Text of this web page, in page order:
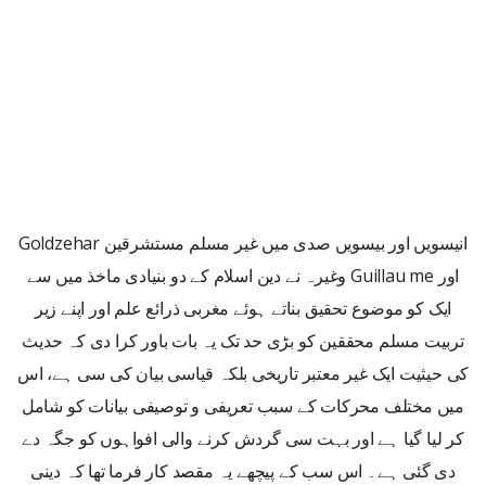
انیسویں اور بیسویں صدی میں غیر مسلم مستشرقین Goldzehar
اور Guillau me وغیرہ نے دین اسلام کے دو بنیادی ماخذ میں سے
ایک کو موضوع تحقیق بناتے ہوئے مغربی ذرائع علم اور اپنے زیر
تربیت مسلم محققین کو بڑی حد تک یہ بات باور کرا دی کہ حدیث
کی حیثیت ایک غیر معتبر تاریخی بلکہ قیاسی بیان کی سی ہے، اس
میں مختلف محرکات کے سبب تعریفی و توصیفی بیانات کو شامل
کر لیا گیا ہے اور بہت سی گردش کرنے والی افواہوں کو جگہ دے
دی گئی ہے۔ اس سب کے پیچھے یہ مقصد کار فرما تھا کہ دینی